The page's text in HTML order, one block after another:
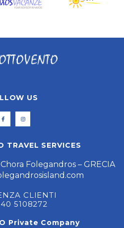
US
TRAVEL SERVICES
Folegandros – GRECIA
CLIENTI
5108272
Private Company